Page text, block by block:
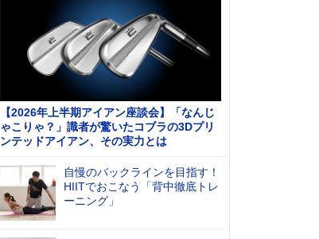
【2026年上半期アイアン座談会】「なんじ
ゃこりゃ？」識者が驚いたコブラの3Dプリ
ンテッドアイアン、その実力とは
自慢のバックラインを目指す！
HIITでおこなう「背中徹底トレ
ーニング」